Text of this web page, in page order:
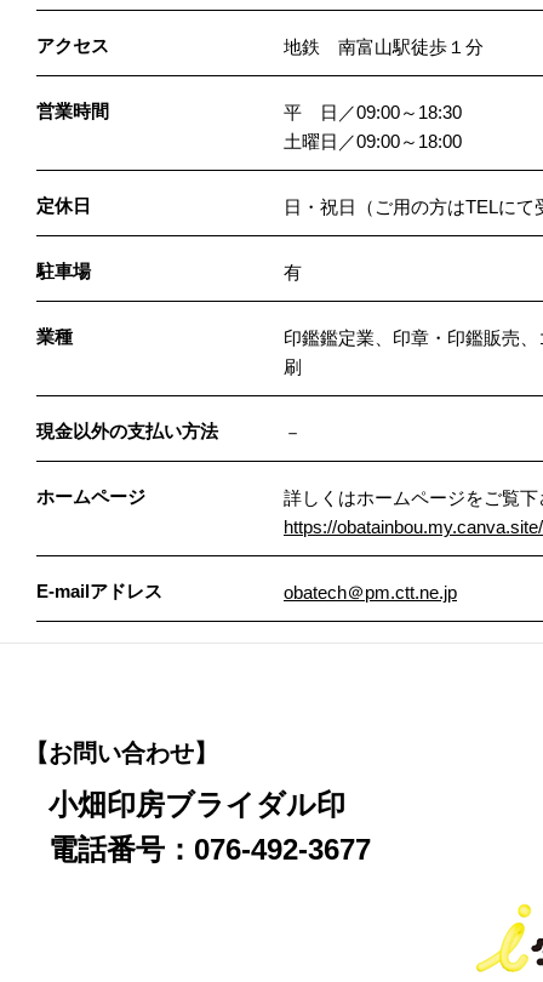
アクセス 地鉄 南富山駅徒歩１分
営業時間
平 日／09:00～18:30
土曜日／09:00～18:00
定休日 日・祝日（ご用の方はTELにて
駐車場 有
業種
印鑑鑑定業、印章・印鑑販売
刷
現金以外の支払い方法 －
ホームページ
詳しくはホームページをご覧下
https://obatainbou.my.canva.site/
E-mailアドレス obatech＠pm.ctt.ne.jp
【お問い合わせ】
小畑印房ブライダル印
電話番号：076-492-3677